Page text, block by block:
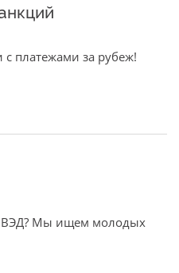
платежами за рубеж!
ВЭД? Мы ищем молодых